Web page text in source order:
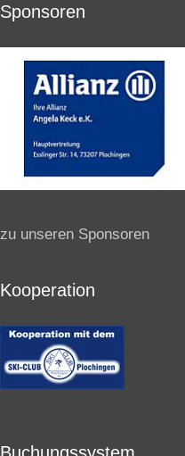
Sponsoren
zu unseren Sponsoren
Kooperation